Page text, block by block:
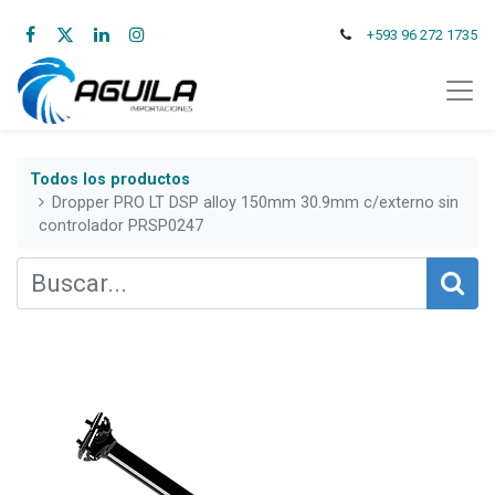
+593 96 272 1735
Todos los productos
Dropper PRO LT DSP alloy 150mm 30.9mm c/externo sin
controlador PRSP0247